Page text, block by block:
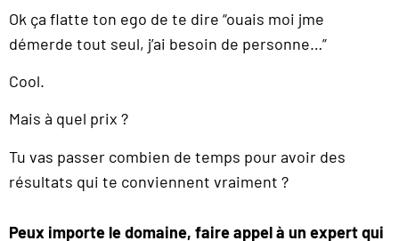
Ok ça flatte ton ego de te dire “ouais moi jme
démerde tout seul, j’ai besoin de personne…”
Cool.
Mais à quel prix ?
Tu vas passer combien de temps pour avoir des
résultats qui te conviennent vraiment ?
Peux importe le domaine, faire appel à un expert qui